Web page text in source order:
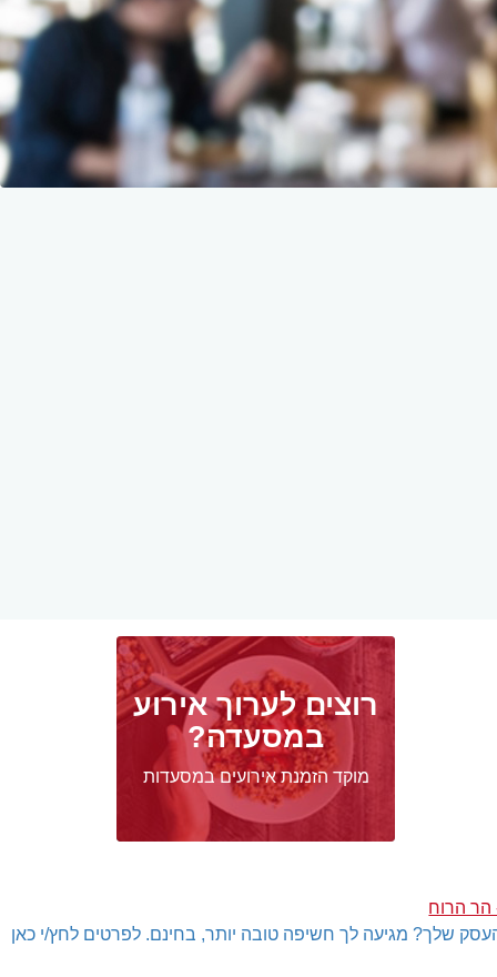
הר הרוח
רוצים לערוך אירוע
במסעדה?
מוקד הזמנת אירועים במסעדות
שלך? מגיעה לך חשיפה טובה יותר, בחינם. לפרטים לחץ/י כאן